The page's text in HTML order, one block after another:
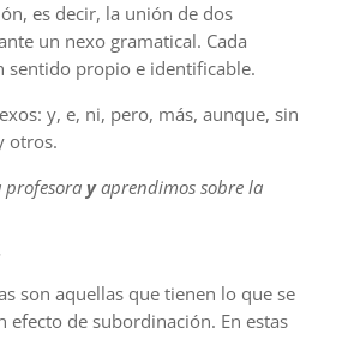
es decir, la unión de dos
un nexo gramatical. Cada
sentido propio e identificable.
y, e, ni, pero, más, aunque, sin
otros.
profesora yaprendimos sobre la
son aquellas que tienen lo que se
efecto de subordinación. En estas